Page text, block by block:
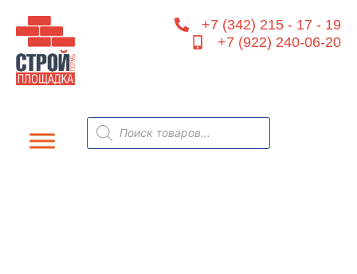
содержимому
+7 (342) 215 - 17 - 19
+7 (922) 240-06-20
Поиск
товаров